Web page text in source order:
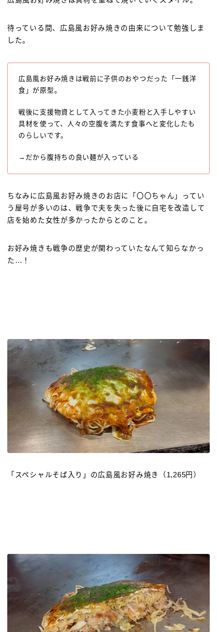
待っている間、広島風お好み焼きの由来について勉強しま
した。
広島風お好み焼きは戦前に子供のおやつだった「一銭洋
食」が原型。
戦後に支援物資として入ってきた小麦粉と入手しやすい
具材を使って、人々の空腹を満たす食事へと変化したも
のらしいです。
→だから腹持ちの良い麺が入っている
ちなみに広島風お好み焼きのお店に「〇〇ちゃん」ってい
う屋号が多いのは、戦争で夫を失った後に自宅を改造して
店を始めた女性が多かったからとのこと。
お好み焼きも戦争の歴史が関わっていたなんて知らなかっ
た…！
「スペシャルそば入り」の広島風お好み焼き（1,265円）